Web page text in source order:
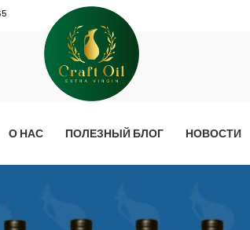
О НАС ПОЛЕЗНЫЙ БЛОГ НОВОСТИ